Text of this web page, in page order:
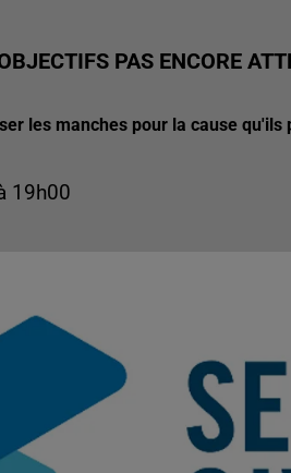
PAS ENCORE
les manches pour la cause qu'ils
19h00